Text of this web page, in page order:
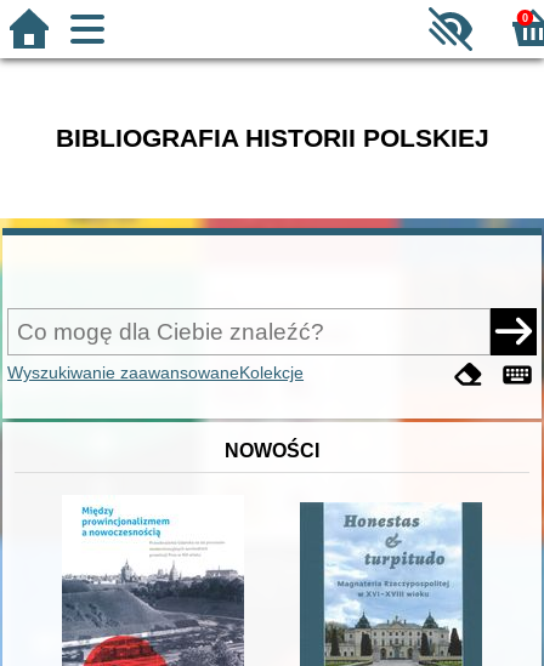
0
BIBLIOGRAFIA HISTORII POLSKIEJ
Wyszukiwanie zaawansowaneKolekcje
NOWOŚCI